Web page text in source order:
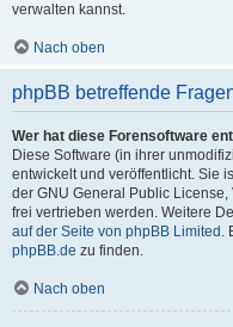
verwalten kannst.
Nach oben
phpBB betreffende
Wer hat diese Forensoftware
Diese Software (in ihrer
entwickelt und veröffentlicht. Sie
der GNU General Public
frei vertrieben werden. Weitere
auf der Seite von phpBB Limited .
phpBB.de zu finden.
Nach oben